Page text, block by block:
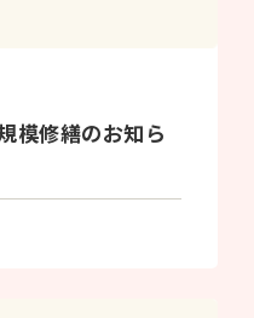
模修繕のお知ら